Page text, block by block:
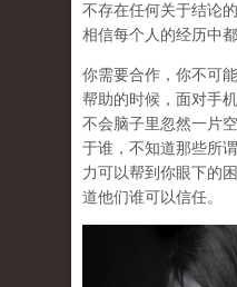
不存在任何关于结论
相信每个人的经历中都
你需要合作，你不可
帮助的时候，面对手
不会脑子里忽然一片
于谁，不知道那些所
力可以帮到你眼下的
道他们谁可以信任。